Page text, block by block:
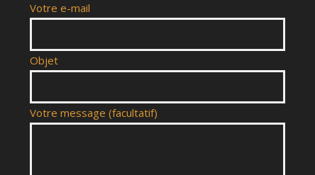
Votre e-mail
Objet
Votre message (facultatif)